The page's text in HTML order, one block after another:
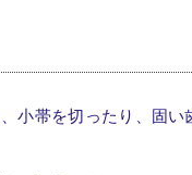
小帯を切ったり、固い